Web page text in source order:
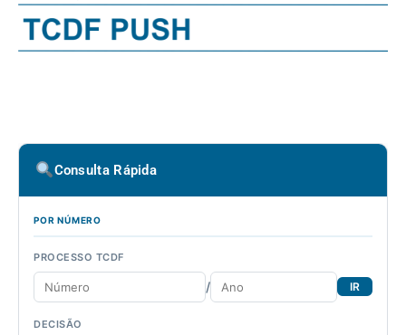
Consulta Rápida
POR NÚMERO
PROCESSO TCDF
/ IR
DECISÃO